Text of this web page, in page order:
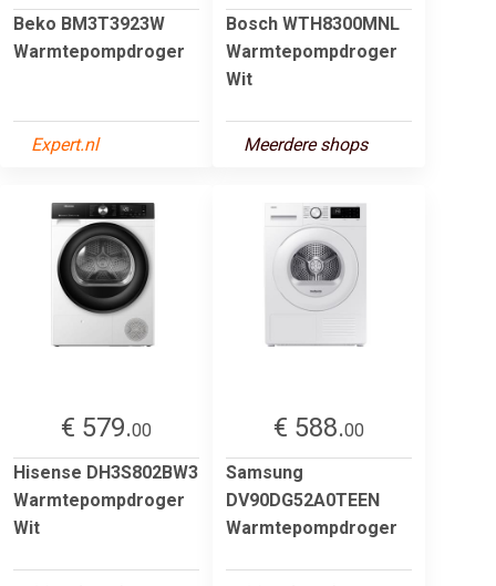
Beko BM3T3923W
Warmtepompdroger
Expert.nl
Bosch WTH8300MNL
Warmtepompdroger
Wit
Meerdere shops
€ 579.00
Hisense DH3S802BW3
Warmtepompdroger
Wit
€ 588.00
Samsung
DV90DG52A0TEEN
Warmtepompdroger